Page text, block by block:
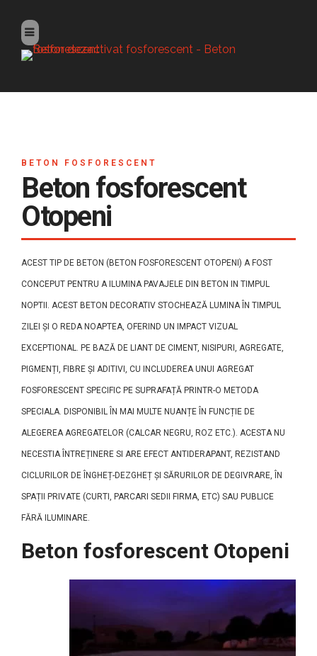
BETON FOSFORESCENT
Beton fosforescent
Otopeni
ACEST TIP DE BETON (BETON FOSFORESCENT OTOPENI) A FOST
CONCEPUT PENTRU A ILUMINA PAVAJELE DIN BETON IN TIMPUL
NOPTII. ACEST BETON DECORATIV STOCHEAZĂ LUMINA ÎN TIMPUL
ZILEI ȘI O REDA NOAPTEA, OFERIND UN IMPACT VIZUAL
EXCEPTIONAL. PE BAZĂ DE LIANT DE CIMENT, NISIPURI, AGREGATE,
PIGMENȚI, FIBRE ȘI ADITIVI, CU INCLUDEREA UNUI AGREGAT
FOSFORESCENT SPECIFIC PE SUPRAFAȚĂ PRINTR-O METODA
SPECIALA. DISPONIBIL ÎN MAI MULTE NUANȚE ÎN FUNCȚIE DE
ALEGEREA AGREGATELOR (CALCAR NEGRU, ROZ ETC.). ACESTA NU
NECESTIA ÎNTREȚINERE SI ARE EFECT ANTIDERAPANT, REZISTAND
CICLURILOR DE ÎNGHEȚ-DEZGHEȚ ȘI SĂRURILOR DE DEGIVRARE, ÎN
SPAȚII PRIVATE (CURTI, PARCARI SEDII FIRMA, ETC) SAU PUBLICE
FĂRĂ ILUMINARE.
Beton fosforescent Otopeni